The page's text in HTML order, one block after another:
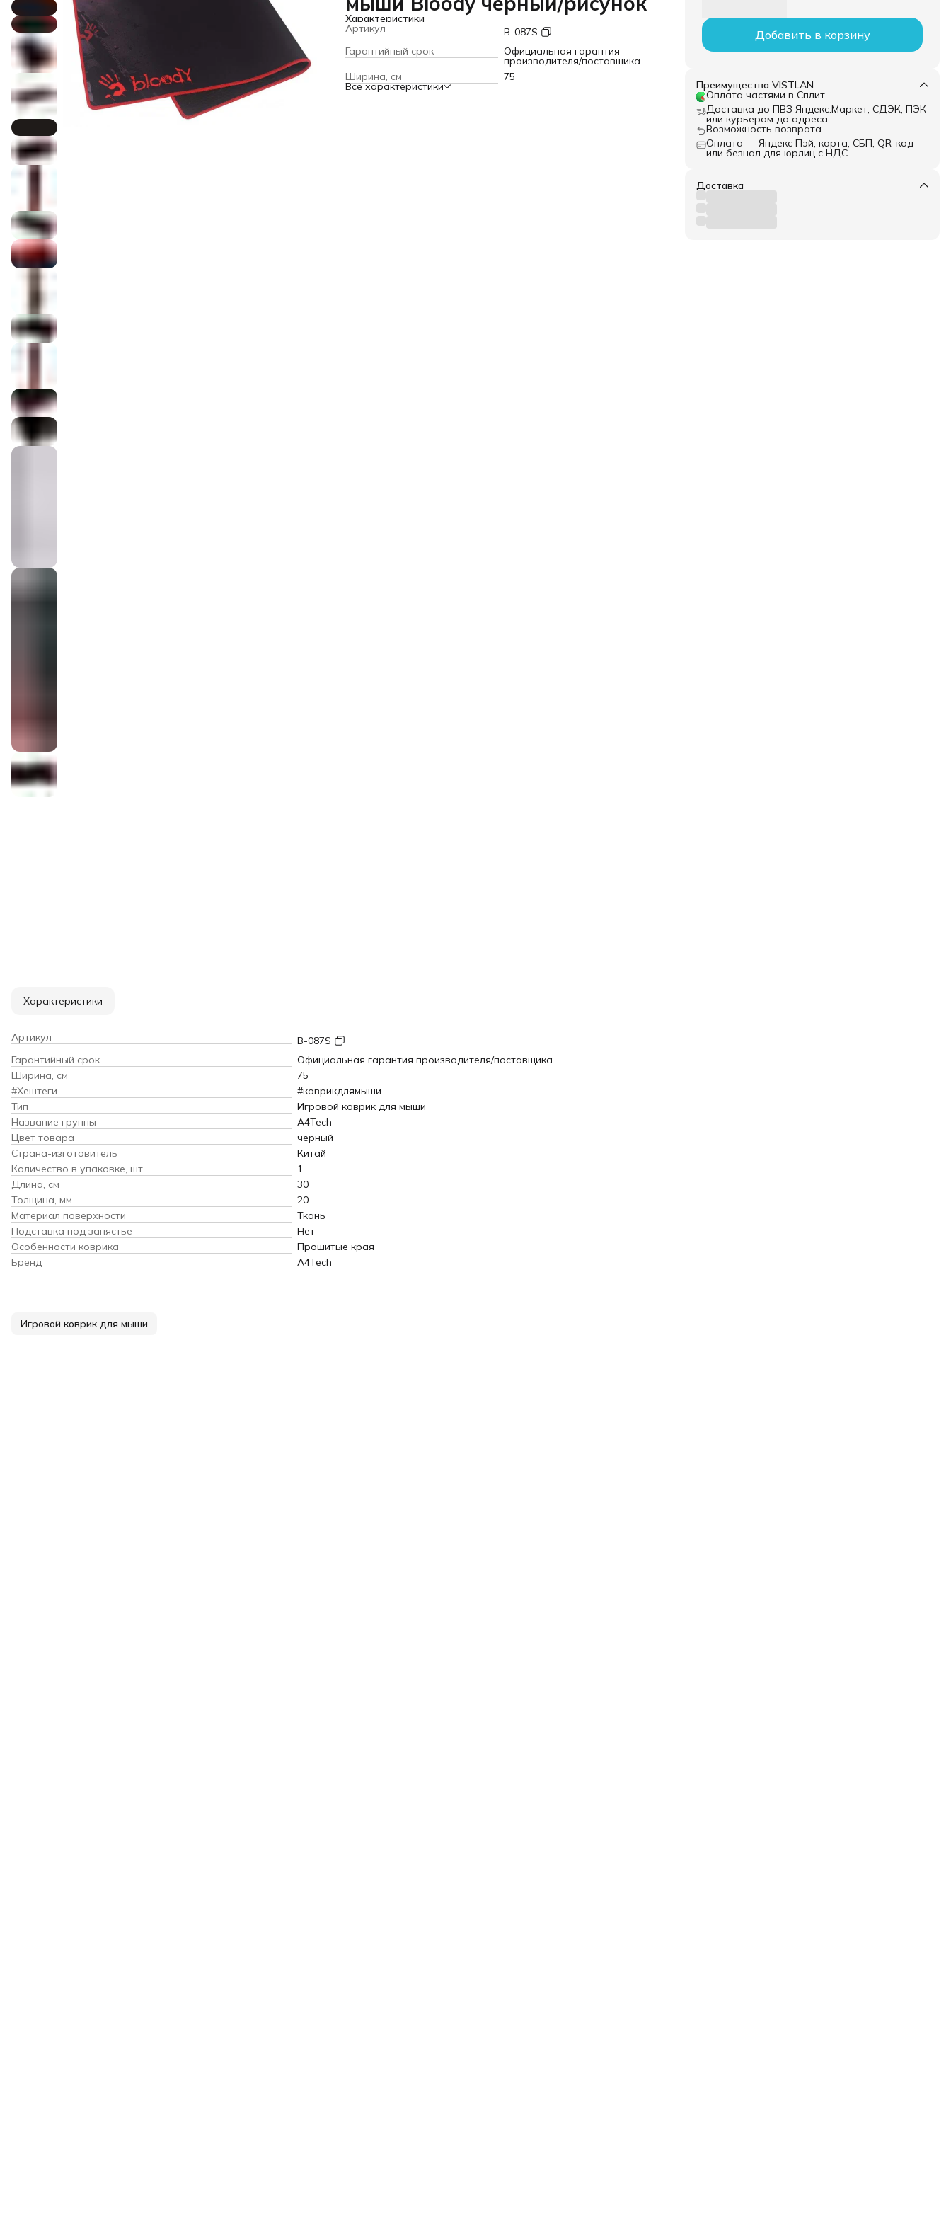
Характеристики
Артикул
B-087S
Гарантийный срок
Официальная гарантия
производителя/поставщика
Ширина, см
75
Все характеристики
Добавить в корзину
Преимущества VISTLAN
Оплата частями в Сплит
Доставка до ПВЗ Яндекс.Маркет, СДЭК, ПЭК
или курьером до адреса
Возможность возврата
Оплата — Яндекс Пэй, карта, СБП, QR-код
или безнал для юрлиц с НДС
Доставка
Характеристики
Артикул
B-087S
Гарантийный срок
Официальная гарантия производителя/поставщика
Ширина, см
75
#Хештеги
#коврикдлямыши
Тип
Игровой коврик для мыши
Название группы
A4Tech
Цвет товара
черный
Страна-изготовитель
Китай
Количество в упаковке, шт
1
Длина, см
30
Толщина, мм
20
Материал поверхности
Ткань
Подставка под запястье
Нет
Особенности коврика
Прошитые края
Бренд
A4Tech
Игровой коврик для мыши